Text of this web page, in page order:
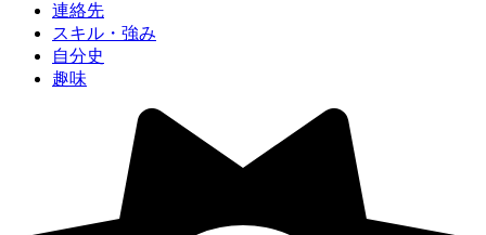
連絡先
スキル・強み
自分史
趣味